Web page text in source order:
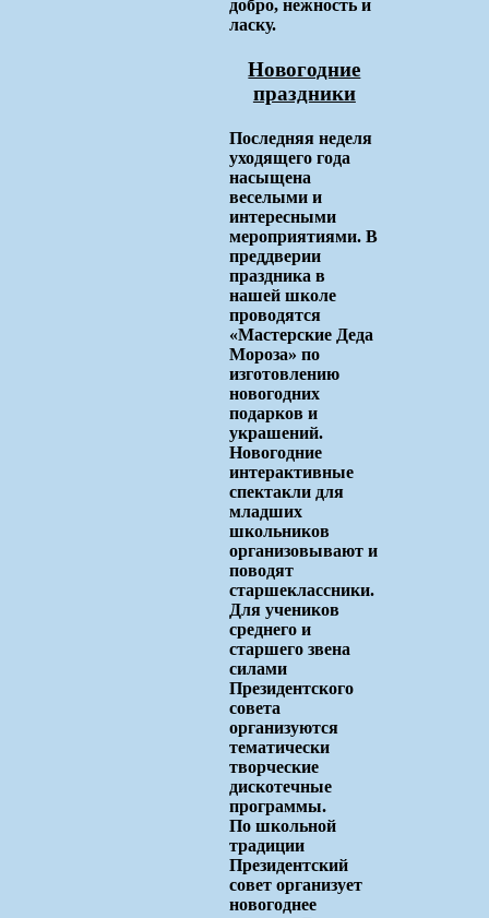
добро, нежность и
ласку.
Новогодние
праздники
Последняя неделя
уходящего года
насыщена
веселыми и
интересными
мероприятиями. В
преддверии
праздника в
нашей школе
проводятся
«Мастерские Деда
Мороза» по
изготовлению
новогодних
подарков и
украшений.
Новогодние
интерактивные
спектакли для
младших
школьников
организовывают и
поводят
старшеклассники.
Для учеников
среднего и
старшего звена
силами
Президентского
совета
организуются
тематически
творческие
дискотечные
программы.
По школьной
традиции
Президентский
совет организует
новогоднее